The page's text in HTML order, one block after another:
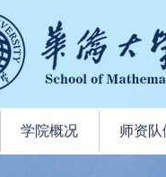
学院概况 师资队